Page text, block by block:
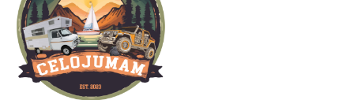
atvieglo visu transportlīdzekļu riepu
aizsniegšanu. Parāda spiediena
rādījumus kPA, bāros un PSI. Ietver
glabāšanas nodalījumu riepu vārstu
vāciņiem lietošanas laikā.
Līdzi nāk trīsdaļīgs adapteru